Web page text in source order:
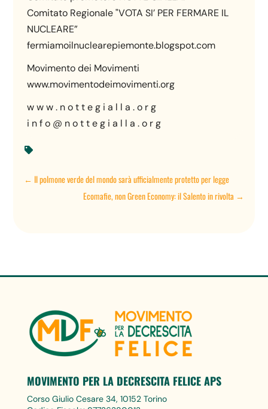
Comitato Regionale "VOTA SI’ PER FERMARE IL
NUCLEARE”
fermiamoilnuclearepiemonte.blogspot.com
Movimento dei Movimenti
www.movimentodeimovimenti.org
w w w . n o t t e g i a l l a . o r g
i n f o @ n o t t e g i a l l a . o r g

← Il polmone verde del mondo sarà ufficialmente protetto per legge
Ecomafie, non Green Economy: il Salento in rivolta→
MOVIMENTO PER LA DECRESCITA FELICE APS
Corso Giulio Cesare 34, 10152 Torino